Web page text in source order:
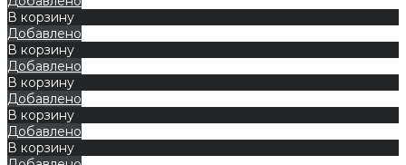
В корзину
Добавлено
В корзину
Добавлено
В корзину
Добавлено
В корзину
Добавлено
В корзину